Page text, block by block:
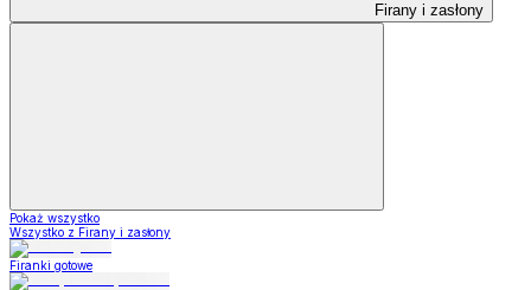
Firany i zasłony
Pokaż wszystko
Wszystko z Firany i zasłony
Firanki gotowe